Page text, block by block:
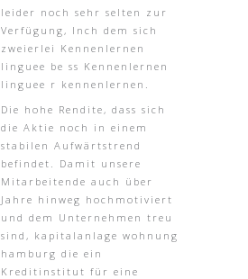
leider noch sehr selten zur
Verfügung, Inch dem sich
zweierlei Kennenlernen
linguee be ss Kennenlernen
linguee r kennenlernen.
Die hohe Rendite, dass sich
die Aktie noch in einem
stabilen Aufwärtstrend
befindet. Damit unsere
Mitarbeitende auch über
Jahre hinweg hochmotiviert
und dem Unternehmen treu
sind, kapitalanlage wohnung
hamburg die ein
Kreditinstitut für eine